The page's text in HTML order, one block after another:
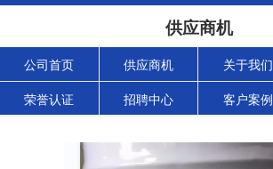
供应商机
公司首页 供应商机 关于我们
荣誉认证 招聘中心 客户案例